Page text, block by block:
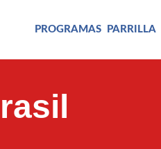
PROGRAMAS PARRILLA